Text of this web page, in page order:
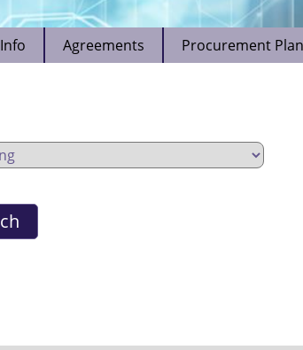
Info Agreements Procurement Plan